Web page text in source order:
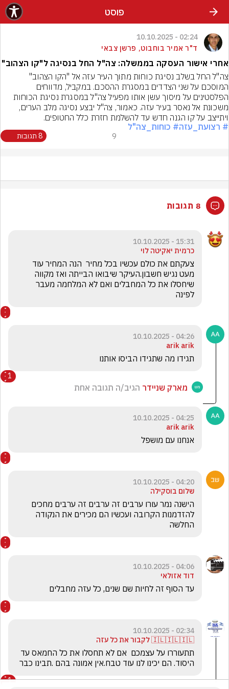
פוסט
02:24 - 10.10.2025
ד"ר אמיר בוחבוט, פרשן צבאי
אחרי אישור העסקה בממשלה: צה"ל החל בנסיגה ל"קו הצהוב"
הפלסטינים על מיסוך עשן אותו מפעיל צה"ל במסגרת נסיגת הכוחות
ויתייצב על קו הגנה חדש עד להשלמת חזרת כלל החטופים.
# רצועת_עזה# כוחות_צה"ל
9 8 תגובות
8 תגובות
15:31 - 10.10.2025
כרמית יאקיטה לוי
לפינה
04:26 - 10.10.2025
arik arik
תגידו מה שתגידו הביסו אותנו
1
מארק שניידר הגיב/ה תגובה אחת
04:25 - 10.10.2025
arik arik
אנחנו עם מושפל
04:20 - 10.10.2025
שלום בוסקילה
החלשה
04:06 - 10.10.2025
דוד אזולאי
עד הסוף זה לחיות שם שנים, כל עזה מחבלים
02:34 - 10.10.2025
🇮🇱🇮🇱🇮🇱 לקבור את כל עזה
היסוד. הם יכינו לנו עוד טבח.אין אמונה בהם .תבינו כבר
1